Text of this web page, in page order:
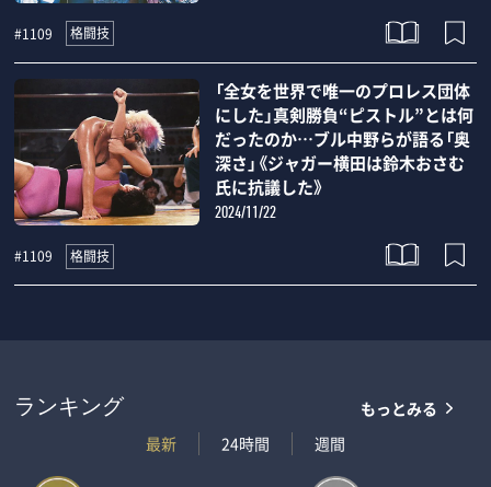
#1109 格闘技
「全女を世界で唯一のプロレス団体
にした」真剣勝負“ピストル”とは何
だったのか…ブル中野らが語る「奥
深さ」《ジャガー横田は鈴木おさむ
氏に抗議した》
2024/11/22
#1109 格闘技
ランキング
最新
24時間 週間
もっとみる